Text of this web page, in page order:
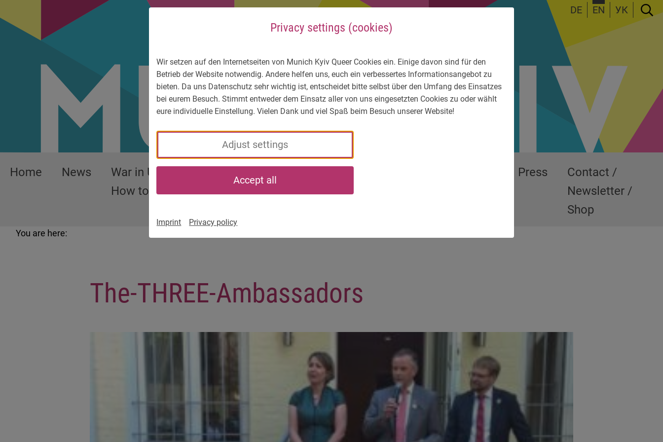
Privacy settings (cookies)
Wir setzen auf den Internetseiten von Munich Kyiv Queer Cookies ein. Einige davon sind für den
Betrieb der Website notwendig. Andere helfen uns, euch ein verbessertes Informationsangebot zu
bieten. Da uns Datenschutz sehr wichtig ist, entscheidet bitte selbst über den Umfang des Einsatzes
bei eurem Besuch. Stimmt entweder dem Einsatz aller von uns eingesetzten Cookies zu oder wählt
eure individuelle Einstellung. Vielen Dank und viel Spaß beim Besuch unserer Website!
Adjust settings
Accept all
Imprint Privacy policy
To language menu
To service information DE EN УК
Home News
War in Ukraine –
How to help
the situation?
Who
we
Press
Contact /
Newsletter /
Shop
You are here:
The-THREE-Ambassadors